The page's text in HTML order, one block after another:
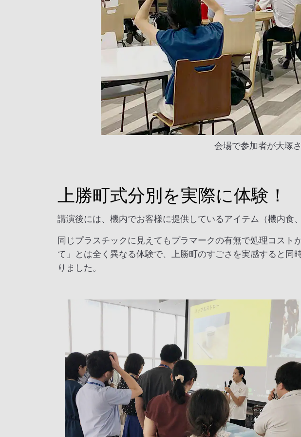
会場で参加者が大塚
上勝町式分別を実際に体験！
講演後には、機内でお客様に提供しているアイテム（機内
同じプラスチックに見えてもプラマークの有無で処理コス
て」とは全く異なる体験で、上勝町のすごさを実感すると
りました。